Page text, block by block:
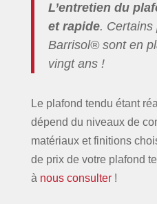
L’entretien du
et rapide. Certains
Barrisol® sont en
vingt ans !
Le plafond tendu étant
dépend du niveaux de
matériaux et finitions
de prix de votre plafond
à nous consulter!